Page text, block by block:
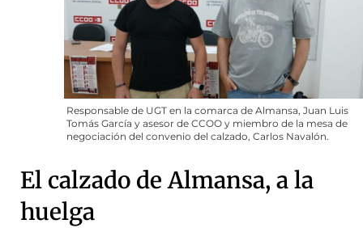
Responsable de UGT en la comarca de Almansa, Juan Luis
Tomás García y asesor de CCOO y miembro de la mesa de
negociación del convenio del calzado, Carlos Navalón.
El calzado de Almansa, a la
huelga